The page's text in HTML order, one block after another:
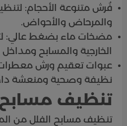
فُرش متنوعة الأحجام:
والمرحاض والأحواض.
مضخات ماء بضغط عالي:
الخارجية والمسابح ومداخل
عبوات تعقيم ورش معطرات
نظيفة وصحية ومنعشة
تنظيف مسابح
تنظيف مسابح الفلل من